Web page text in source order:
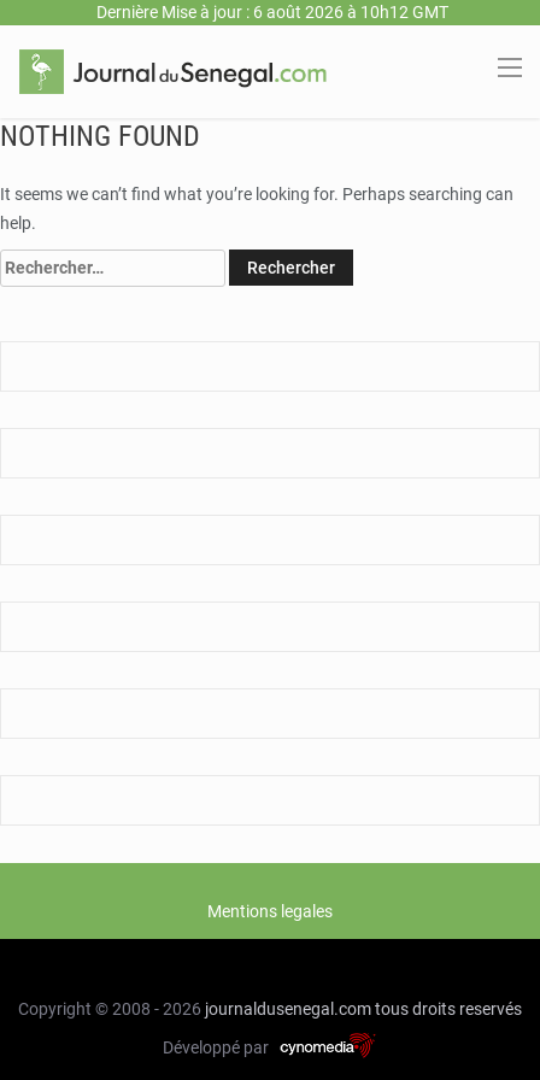
Dernière Mise à jour : 6 août 2026 à 10h12 GMT
NOTHING FOUND
It seems we can’t find what you’re looking for. Perhaps searching can
help.
Rechercher :
Mentions legales
Copyright © 2008 - 2026 journaldusenegal.comtous droits reservés
Développé par